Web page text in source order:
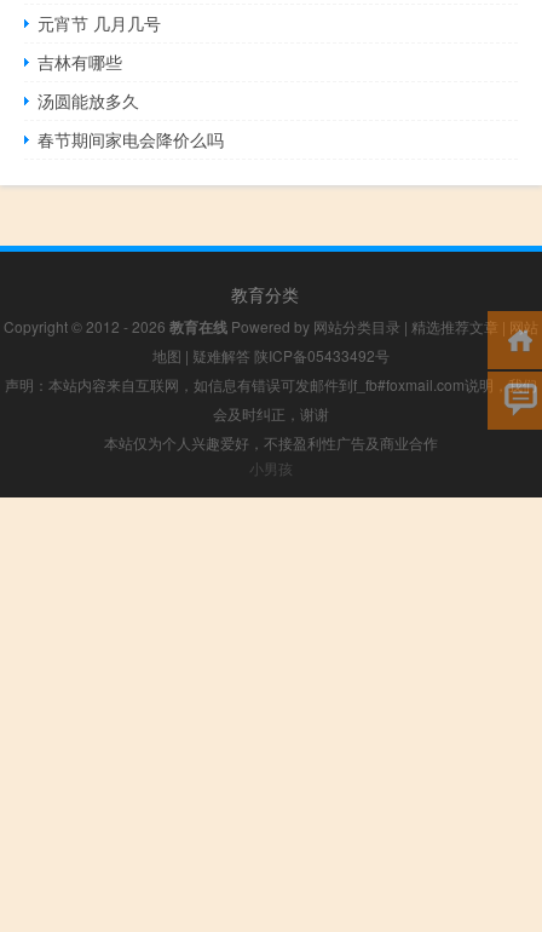
元宵节 几月几号
吉林有哪些
汤圆能放多久
春节期间家电会降价么吗
教育分类
Copyright © 2012 - 2026 教育在线 Powered by 网站分类目录 | 精选推荐文章 | 网站
地图 | 疑难解答 陕ICP备05433492号
声明：本站内容来自互联网，如信息有错误可发邮件到f_fb#foxmail.com说明，我们
会及时纠正，谢谢
本站仅为个人兴趣爱好，不接盈利性广告及商业合作
小男孩